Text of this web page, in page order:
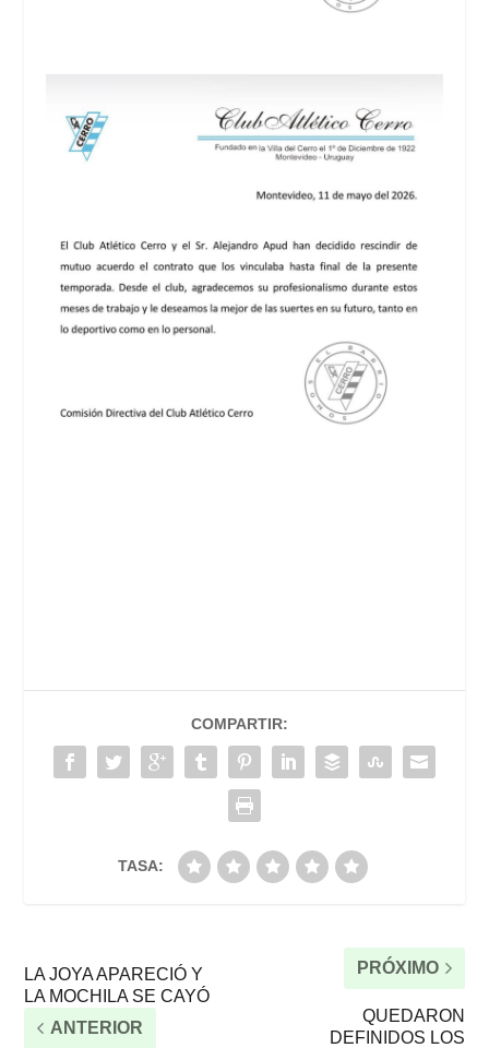
COMPARTIR:
TASA:
LA JOYA APARECIÓ Y
LA MOCHILA SE CAYÓ
ANTERIOR
PRÓXIMO
QUEDARON
DEFINIDOS LOS